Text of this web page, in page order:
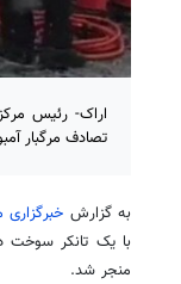
تصادف مرگبار
به گزارش خبرگزاری
با یک تانکر سوخت
منجر شد.